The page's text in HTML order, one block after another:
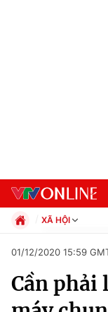
Chuyên mục
XÃ HỘI
Xã hội
Pháp luật
Kinh tế
01/12/2020 15:59
Cần phải